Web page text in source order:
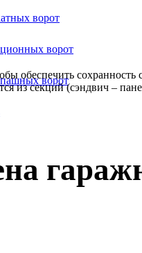
ворот
ворот
ворот
обеспечить
из секций (сэндвич –